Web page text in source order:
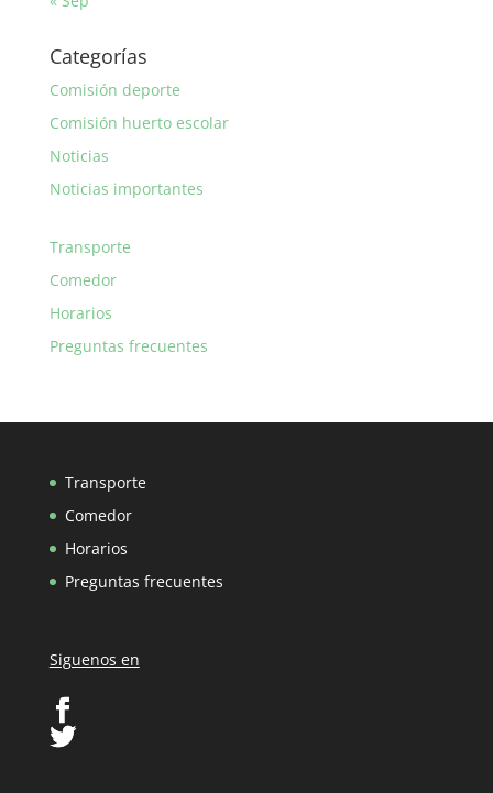
Categorías
Comisión deporte
Comisión huerto escolar
Noticias
Noticias importantes
Transporte
Comedor
Horarios
Preguntas frecuentes
Transporte
Comedor
Horarios
Preguntas frecuentes
Siguenos en